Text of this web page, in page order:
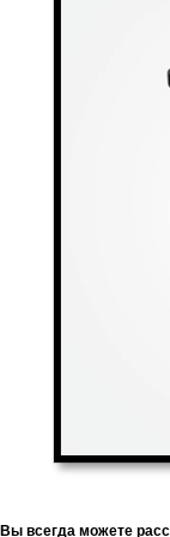
Вы всегда можете